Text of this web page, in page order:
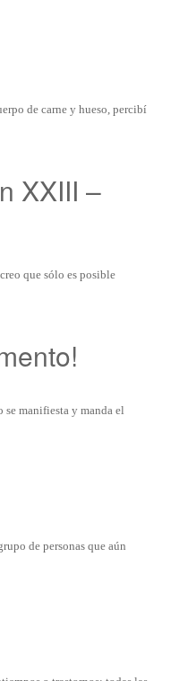
de carne y hueso, percibí
XXIII –
que sólo es posible
manifiesta y manda el
de personas que aún